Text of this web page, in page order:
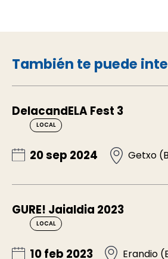
También te puede
DelacandELA Fest 3
LOCAL
20 sep 2024 Getxo
GURE! Jaialdia 2023
LOCAL
10 feb 2023 Erandio